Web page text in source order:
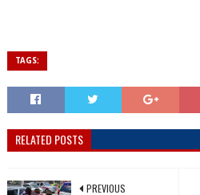
TAGS:
RELATED POSTS
PREVIOUS